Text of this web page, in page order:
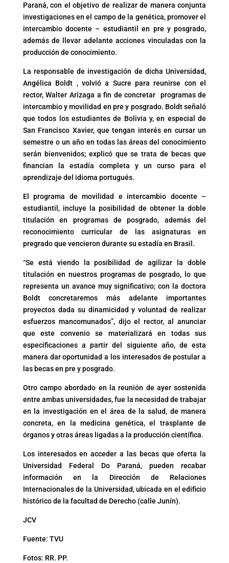
Paraná, con el objetivo de realizar de manera conjunta
investigaciones en el campo de la genética, promover el
intercambio docente – estudiantil en pre y posgrado,
además de llevar adelante acciones vinculadas con la
producción de conocimiento.
La responsable de investigación de dicha Universidad,
Angélica Boldt , volvió a Sucre para reunirse con el
rector, Walter Arízaga a fin de concretar programas de
intercambio y movilidad en pre y posgrado. Boldt señaló
que todos los estudiantes de Bolivia y, en especial de
San Francisco Xavier, que tengan interés en cursar un
semestre o un año en todas las áreas del conocimiento
serán bienvenidos; explicó que se trata de becas que
financian la estadía completa y un curso para el
aprendizaje del idioma portugués.
El programa de movilidad e intercambio docente –
estudiantil, incluye la posibilidad de obtener la doble
titulación en programas de posgrado, además del
reconocimiento curricular de las asignaturas en
pregrado que vencieron durante su estadía en Brasil.
“Se está viendo la posibilidad de agilizar la doble
titulación en nuestros programas de posgrado, lo que
representa un avance muy significativo; con la doctora
Boldt concretaremos más adelante importantes
proyectos dada su dinamicidad y voluntad de realizar
esfuerzos mancomunados”, dijo el rector, al anunciar
que este convenio se materializará en todas sus
especificaciones a partir del siguiente año, de esta
manera dar oportunidad a los interesados de postular a
las becas en pre y posgrado.
Otro campo abordado en la reunión de ayer sostenida
entre ambas universidades, fue la necesidad de trabajar
en la investigación en el área de la salud, de manera
concreta, en la medicina genética, el trasplante de
órganos y otras áreas ligadas a la producción científica.
Los interesados en acceder a las becas que oferta la
Universidad Federal Do Paraná, pueden recabar
información en la Dirección de Relaciones
Internacionales de la Universidad, ubicada en el edificio
histórico de la facultad de Derecho (calle Junín).
JCV
Fuente: TVU
Fotos: RR. PP.